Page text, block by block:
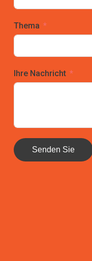
Thema
Ihre Nachricht
Senden Sie